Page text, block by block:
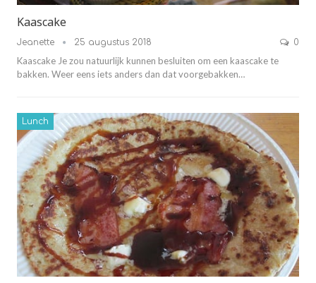
Kaascake
Jeanette 25 augustus 2018 0
Kaascake Je zou natuurlijk kunnen besluiten om een kaascake te
bakken. Weer eens iets anders dan dat voorgebakken…
Lunch